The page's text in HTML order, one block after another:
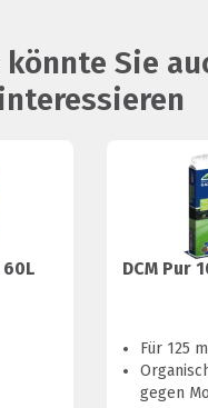
könnte Sie
interessieren
60L DCM Pur
Für 125
gegen